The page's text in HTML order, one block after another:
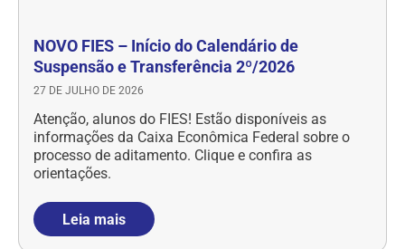
NOVO FIES – Início do Calendário de
Suspensão e Transferência 2º/2026
27 DE JULHO DE 2026
Atenção, alunos do FIES! Estão disponíveis as
informações da Caixa Econômica Federal sobre o
processo de aditamento. Clique e confira as
orientações.
Leia mais